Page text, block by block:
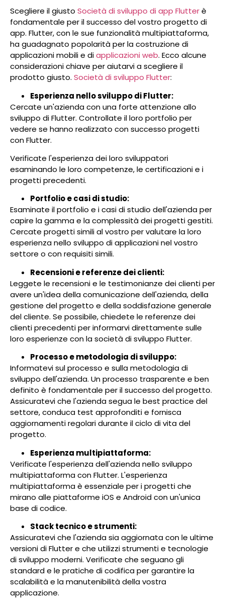
Scegliere il giusto Società di sviluppo di app Flutterè
fondamentale per il successo del vostro progetto di
app. Flutter, con le sue funzionalità multipiattaforma,
ha guadagnato popolarità per la costruzione di
applicazioni mobili e diapplicazioni web. Ecco alcune
considerazioni chiave per aiutarvi a scegliere il
prodotto giusto. Società di sviluppo Flutter:
Esperienza nello sviluppo di Flutter:
Cercate un'azienda con una forte attenzione allo
sviluppo di Flutter. Controllate il loro portfolio per
vedere se hanno realizzato con successo progetti
con Flutter.
Verificate l'esperienza dei loro sviluppatori
esaminando le loro competenze, le certificazioni e i
progetti precedenti.
Portfolio e casi di studio:
Esaminate il portfolio e i casi di studio dell'azienda per
capire la gamma e la complessità dei progetti gestiti.
Cercate progetti simili al vostro per valutare la loro
esperienza nello sviluppo di applicazioni nel vostro
settore o con requisiti simili.
Recensioni e referenze dei clienti:
Leggete le recensioni e le testimonianze dei clienti per
avere un'idea della comunicazione dell'azienda, della
gestione del progetto e della soddisfazione generale
del cliente. Se possibile, chiedete le referenze dei
clienti precedenti per informarvi direttamente sulle
loro esperienze con la società di sviluppo Flutter.
Processo e metodologia di sviluppo:
Informatevi sul processo e sulla metodologia di
sviluppo dell'azienda. Un processo trasparente e ben
definito è fondamentale per il successo del progetto.
Assicuratevi che l'azienda segua le best practice del
settore, conduca test approfonditi e fornisca
aggiornamenti regolari durante il ciclo di vita del
progetto.
Esperienza multipiattaforma:
Verificate l'esperienza dell'azienda nello sviluppo
multipiattaforma con Flutter. L'esperienza
multipiattaforma è essenziale per i progetti che
mirano alle piattaforme iOS e Android con un'unica
base di codice.
Stack tecnico e strumenti:
Assicuratevi che l'azienda sia aggiornata con le ultime
versioni di Flutter e che utilizzi strumenti e tecnologie
di sviluppo moderni. Verificate che seguano gli
standard e le pratiche di codifica per garantire la
scalabilità e la manutenibilità della vostra
applicazione.